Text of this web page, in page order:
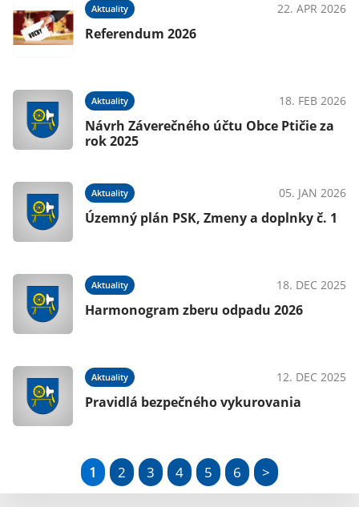
Aktuality 22. APR 2026
Referendum 2026
Aktuality 18. FEB 2026
Návrh Záverečného účtu Obce Ptičie za
rok 2025
Aktuality 05. JAN 2026
Územný plán PSK, Zmeny a doplnky č. 1
Aktuality 18. DEC 2025
Harmonogram zberu odpadu 2026
Aktuality 12. DEC 2025
Pravidlá bezpečného vykurovania
1 2 3 4 5 6 >